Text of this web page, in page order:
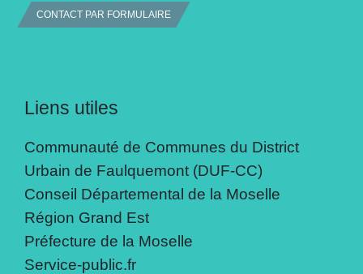
CONTACT PAR FORMULAIRE
Liens utiles
Communauté de Communes du District
Urbain de Faulquemont (DUF-CC)
Conseil Départemental de la Moselle
Région Grand Est
Préfecture de la Moselle
Service-public.fr